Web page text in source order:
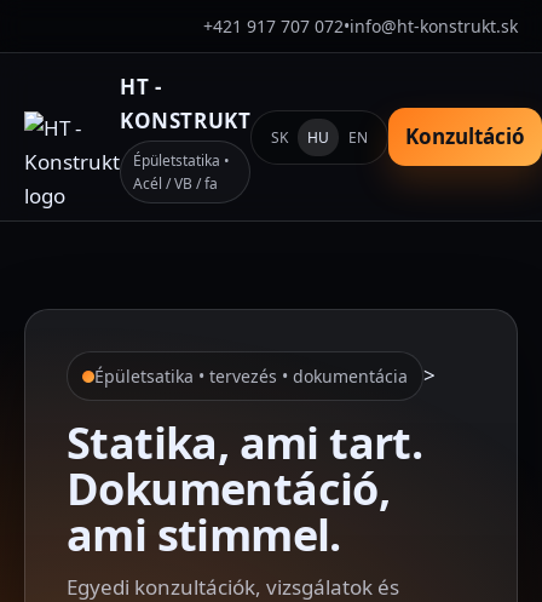
+421 917 707 072•info@ht-konstrukt.sk
HT -
KONSTRUKT
Épületstatika •
Acél / VB / fa
SK HU EN Konzultáció
Épületsatika • tervezés • dokumentácia >
Statika, ami tart.
Dokumentáció,
ami stimmel.
Egyedi konzultációk, vizsgálatok és